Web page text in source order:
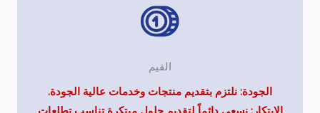
القيم
الجودة: نلتزم بتقديم منتجات وخدمات عالية الجودة.
الابتكار: نسعى دائماً لتقديم حلول مبتكرة تناسب تطلعات